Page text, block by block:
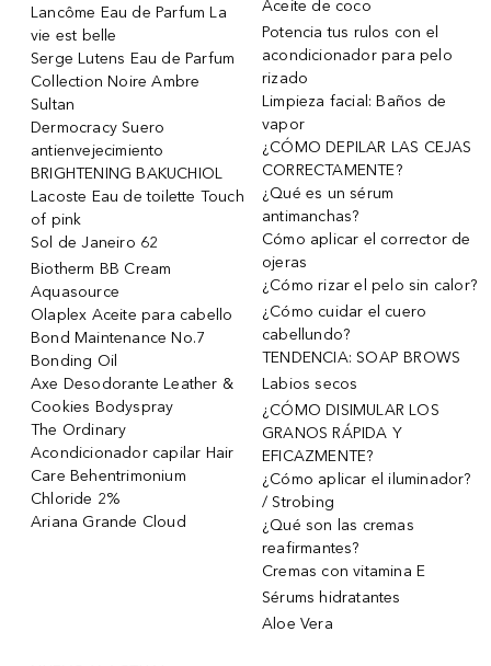
Lancôme Eau de Parfum La
vie est belle
Serge Lutens Eau de Parfum
Collection Noire Ambre
Sultan
Dermocracy Suero
antienvejecimiento
BRIGHTENING BAKUCHIOL
Lacoste Eau de toilette Touch
of pink
Sol de Janeiro 62
Biotherm BB Cream
Aquasource
Olaplex Aceite para cabello
Bond Maintenance No.7
Bonding Oil
Axe Desodorante Leather &
Cookies Bodyspray
The Ordinary
Acondicionador capilar Hair
Care Behentrimonium
Chloride 2%
Ariana Grande Cloud
Aceite de coco
Potencia tus rulos con el
acondicionador para pelo
rizado
Limpieza facial: Baños de
vapor
¿CÓMO DEPILAR LAS CEJAS
CORRECTAMENTE?
¿Qué es un sérum
antimanchas?
Cómo aplicar el corrector de
ojeras
¿Cómo rizar el pelo sin calor?
¿Cómo cuidar el cuero
cabellundo?
TENDENCIA: SOAP BROWS
Labios secos
¿CÓMO DISIMULAR LOS
GRANOS RÁPIDA Y
EFICAZMENTE?
¿Cómo aplicar el iluminador?
/ Strobing
¿Qué son las cremas
reafirmantes?
Cremas con vitamina E
Sérums hidratantes
Aloe Vera